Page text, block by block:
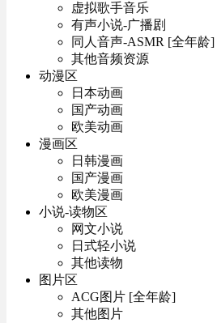
虚拟歌手音乐
有声小说-广播剧
同人音声-ASMR [全年龄]
其他音频资源
动漫区
日本动画
国产动画
欧美动画
漫画区
日韩漫画
国产漫画
欧美漫画
小说-读物区
网文小说
日式轻小说
其他读物
图片区
ACG图片 [全年龄]
其他图片